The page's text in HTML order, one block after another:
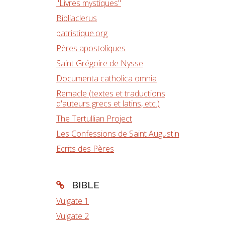
"Livres mystiques"
Bibliaclerus
patristique.org
Pères apostoliques
Saint Grégoire de Nysse
Documenta catholica omnia
Remacle (textes et traductions
d'auteurs grecs et latins, etc.)
The Tertullian Project
Les Confessions de Saint Augustin
Ecrits des Pères
BIBLE
Vulgate 1
Vulgate 2